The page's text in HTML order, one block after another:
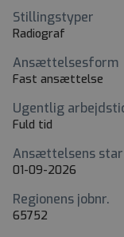
Stillingstyper
Radiograf
Ansættelsesform
Fast ansættelse
Ugentlig
Fuld tid
Ansættelsens
01-09-2026
Regionens jobnr.
65752